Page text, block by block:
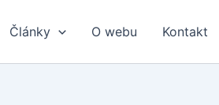
Články O webu Kontakt